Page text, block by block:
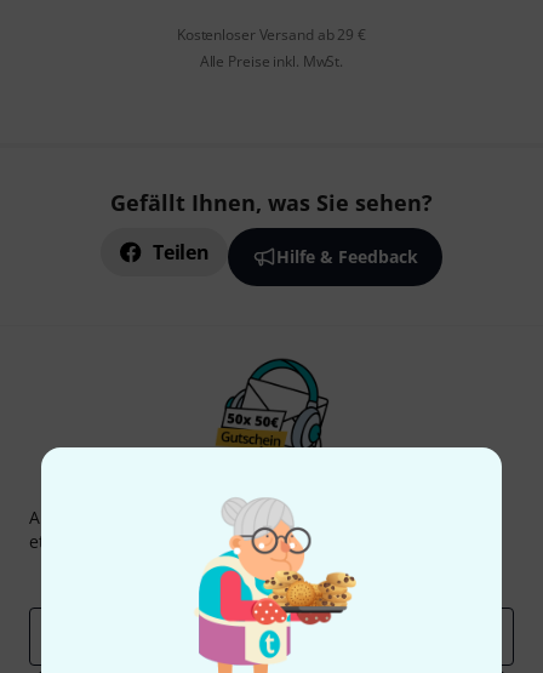
Kostenloser Versand ab 29 €
Alle Preise inkl. MwSt.
Gefällt Ihnen, was Sie sehen?
Teilen Hilfe & Feedback
Abonniere den Thomann Newsletter und gewinne mit
etwas Glück einen von
50 Gutscheinen
Inspirierende Beiträge
Deals Thomann Insights